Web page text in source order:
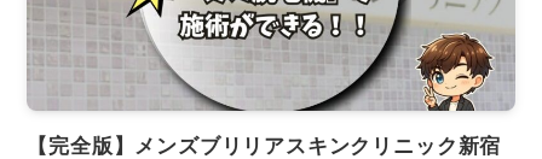
【完全版】メンズブリリアスキンクリニック新宿